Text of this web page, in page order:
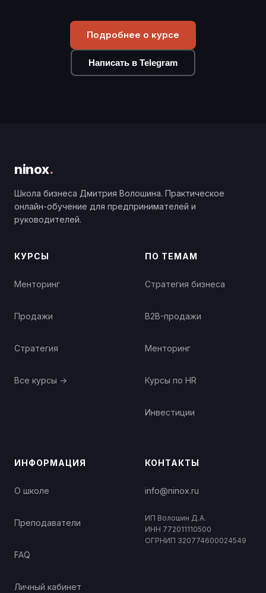
Подробнее о курсе
Написать в Telegram
ninox.
Школа бизнеса Дмитрия Волошина. Практическое
онлайн-обучение для предпринимателей и
руководителей.
КУРСЫ
Менторинг
Продажи
Стратегия
Все курсы →
ПО ТЕМАМ
Стратегия бизнеса
B2B-продажи
Менторинг
Курсы по HR
Инвестиции
ИНФОРМАЦИЯ
О школе
Преподаватели
FAQ
Личный кабинет
КОНТАКТЫ
info@ninox.ru
ИП Волошин Д.А.
ИНН 772011110500
ОГРНИП 320774600024549